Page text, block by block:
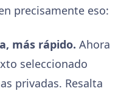
precisamente eso:
más rápido. Ahora
seleccionado
privadas. Resalta